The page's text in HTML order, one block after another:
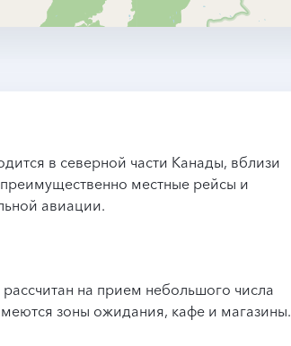
в северной части Канады, вблизи
местные рейсы и
авиации.
на прием небольшого числа
зоны ожидания, кафе и магазины.